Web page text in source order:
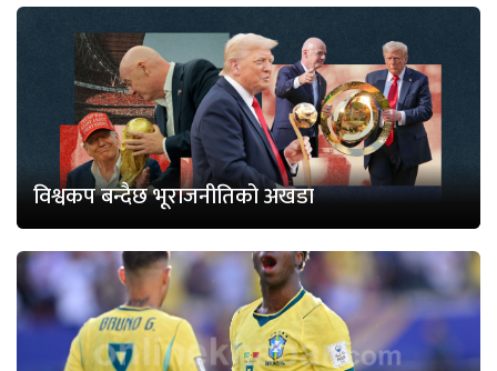
विश्वकप बन्दैछ भूराजनीतिको अखडा